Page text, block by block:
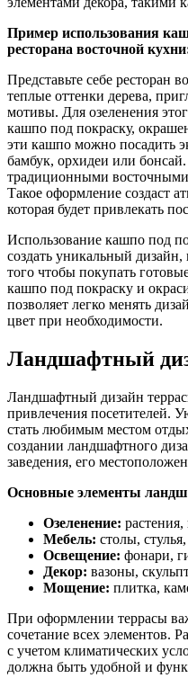
Пример использования
ресторана восточной
Представьте себе ресторан
теплые оттенки дерева,
мотивы. Для озеленения
кашпо под покраску,
эти кашпо можно посадить
бамбук, орхидеи или
традиционными
Такое оформление создаст
которая будет привлекать
Использование кашпо под
создать уникальный
того чтобы покупать
кашпо под покраску и
позволяет легко менять
цвет при необходимости.
Ландшафтный
Ландшафтный дизайн
привлечения посетителей.
стать любимым местом
создании ландшафтного
заведения, его
Основные элементы
Озеленение:
Мебель: столы,
Освещение: фонари,
Декор: вазоны,
Мощение: плитка,
При оформлении террасы
сочетание всех элементов.
с учетом климатических
должна быть удобной и